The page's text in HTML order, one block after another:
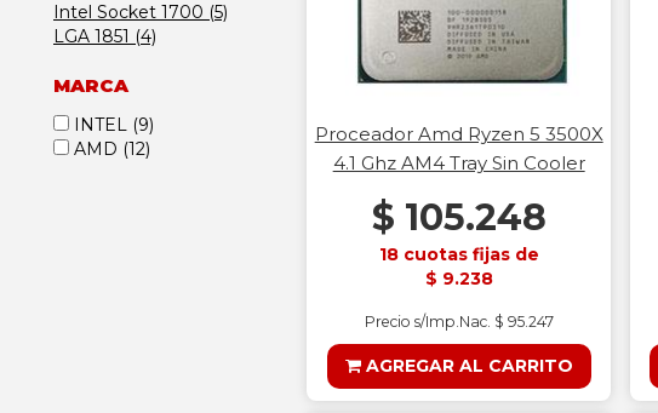
Intel Socket 1700 (5)
LGA 1851 (4)
MARCA
INTEL (9)
AMD (12)
Proceador Amd Ryzen 5 3500X
4.1 Ghz AM4 Tray Sin Cooler
$ 105.248
18 cuotas fijas de
$ 9.238
Precio s/Imp.Nac. $ 95.247
AGREGAR AL CARRITO